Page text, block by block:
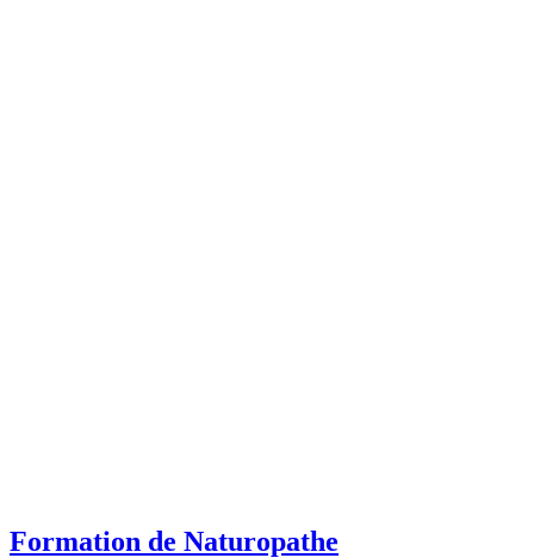
Formation de Naturopathe